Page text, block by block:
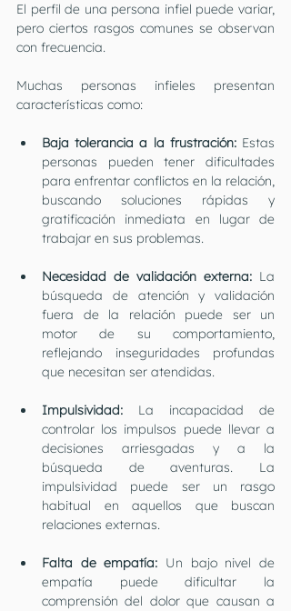
El perfil de una persona infiel puede variar,
pero ciertos rasgos comunes se observan
con frecuencia.
Muchas personas infieles presentan
características como:
Baja tolerancia a la frustración: Estas
personas pueden tener dificultades
para enfrentar conflictos en la relación,
buscando soluciones rápidas y
gratificación inmediata en lugar de
trabajar en sus problemas.
Necesidad de validación externa: La
búsqueda de atención y validación
fuera de la relación puede ser un
motor de su comportamiento,
reflejando inseguridades profundas
que necesitan ser atendidas.
Impulsividad: La incapacidad de
controlar los impulsos puede llevar a
decisiones arriesgadas y a la
búsqueda de aventuras. La
impulsividad puede ser un rasgo
habitual en aquellos que buscan
relaciones externas.
Falta de empatía: Un bajo nivel de
empatía puede dificultar la
comprensión del dolor que causan a